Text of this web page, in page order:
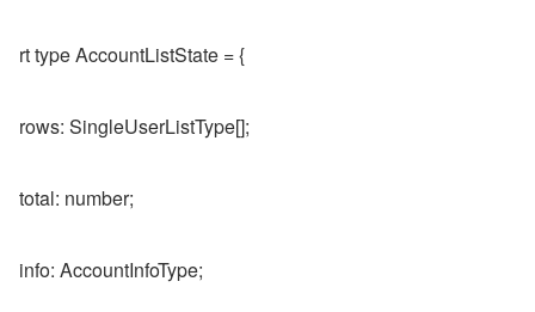
rt type AccountListState = {
rows: SingleUserListType[];
total: number;
info: AccountInfoType;